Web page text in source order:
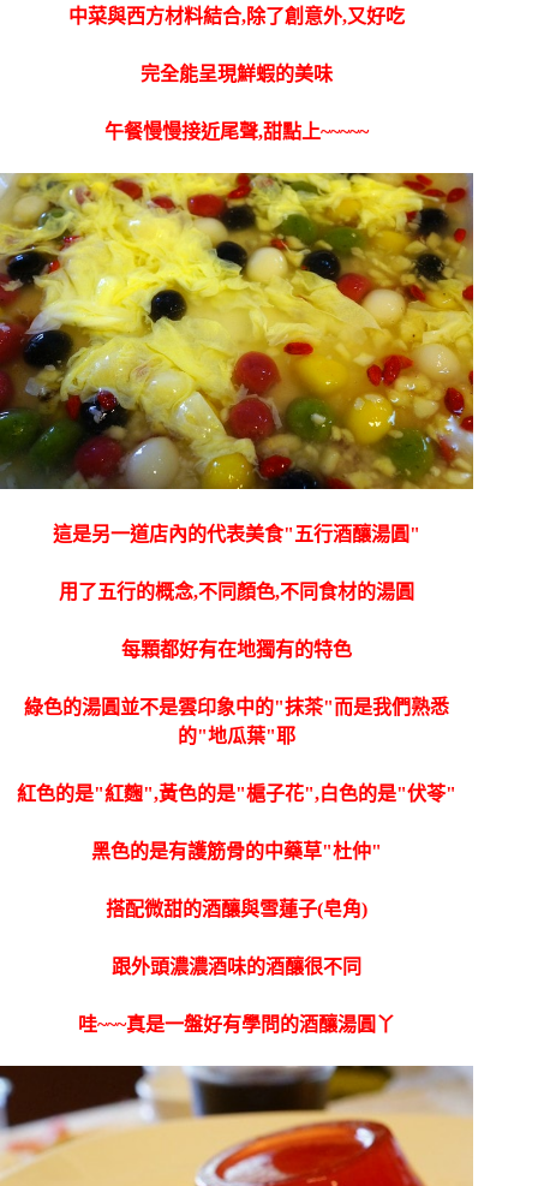
中菜與西方材料結合,除了創意外,又好吃
完全能呈現鮮蝦的美味
午餐慢慢接近尾聲,甜點上~~~~~
這是另一道店內的代表美食"五行酒釀湯圓"
用了五行的概念,不同顏色,不同食材的湯圓
每顆都好有在地獨有的特色
綠色的湯圓並不是雲印象中的"抹茶"而是我們熟悉
的"地瓜葉"耶
紅色的是"紅麴",黃色的是"槴子花",白色的是"伏苓"
黑色的是有護筋骨的中藥草"杜仲"
搭配微甜的酒釀與雪蓮子(皂角)
跟外頭濃濃酒味的酒釀很不同
哇~~~真是一盤好有學問的酒釀湯圓丫